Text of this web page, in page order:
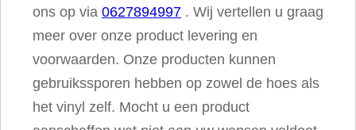
ons op via 0627894997 . Wij vertellen u graag
meer over onze product levering en
voorwaarden. Onze producten kunnen
gebruikssporen hebben op zowel de hoes als
het vinyl zelf. Mocht u een product